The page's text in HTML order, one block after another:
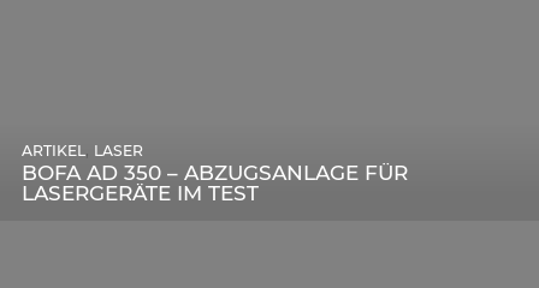
BOFA AD 350 – ABZUGSANLAGE FÜR
LASERGERÄTE IM TEST
ARTIKEL, LASER
DIE BEDEUTENDSTEN SCHRITTE ZUR
ERFOLGREICHEN MARKENBILDUNG IN DER
DIGITALEN ÄRA